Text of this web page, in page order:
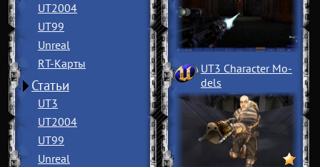
UT2004
UT99
Unreal
RT-Карты
Статьи
UT3
UT2004
UT99
Unreal
UT3 Character Mo­
dels